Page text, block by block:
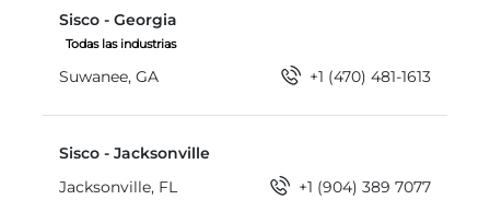
Sisco - Georgia
Todas las industrias
Suwanee, GA +1 (470) 481-1613
Sisco - Jacksonville
Jacksonville, FL
+1 (904) 389 7077